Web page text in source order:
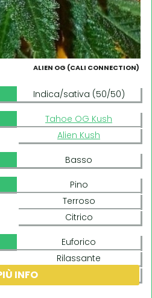
ALIEN OG (CALI CONNECTION)
Indica/sativa (50/50)
Tahoe OG Kush
Alien Kush
Basso
Pino
Terroso
Citrico
Euforico
Rilassante
INFO